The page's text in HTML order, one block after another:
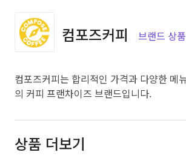
컴포즈커피 브랜드 상
컴포즈커피는 합리적인 가격과 다양한 메
의 커피 프랜차이즈 브랜드입니다.
상품 더보기